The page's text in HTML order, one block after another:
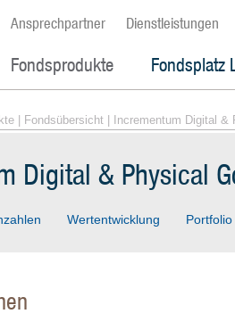
Ansprechpartner Dienstleistungen
Fondsprodukte Fondsplatz
Fondsübersicht | Incrementum Digital
Digital & Physical
Wertentwicklung Portfolio